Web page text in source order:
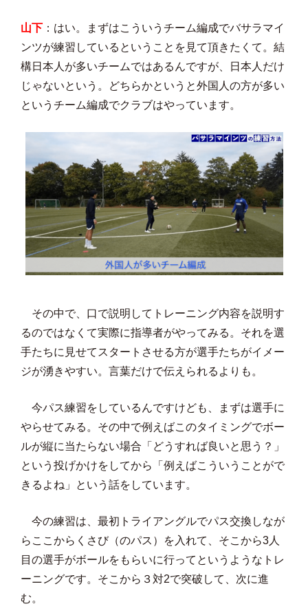
山下 ：はい。まずはこういうチーム編成でバサラマイ
ンツが練習しているということを見て頂きたくて。結
構日本人が多いチームではあるんですが、日本人だけ
じゃないという。どちらかというと外国人の方が多い
というチーム編成でクラブはやっています。
その中で、口で説明してトレーニング内容を説明す
るのではなくて実際に指導者がやってみる。それを選
手たちに見せてスタートさせる方が選手たちがイメー
ジが湧きやすい。言葉だけで伝えられるよりも。
今パス練習をしているんですけども、まずは選手に
やらせてみる。その中で例えばこのタイミングでボー
ルが縦に当たらない場合「どうすれば良いと思う？」
という投げかけをしてから「例えばこういうことがで
きるよね」という話をしています。
今の練習は、最初トライアングルでパス交換しなが
らここからくさび（のパス）を入れて、そこから3人
目の選手がボールをもらいに行ってというようなトレ
ーニングです。そこから３対2で突破して、次に進
む。